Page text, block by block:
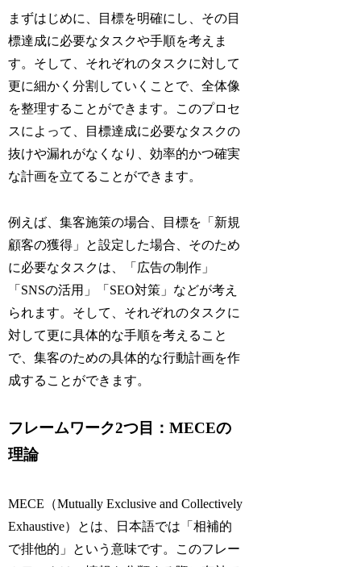
まずはじめに、目標を明確にし、その目
標達成に必要なタスクや手順を考えま
す。そして、それぞれのタスクに対して
更に細かく分割していくことで、全体像
を整理することができます。このプロセ
スによって、目標達成に必要なタスクの
抜けや漏れがなくなり、効率的かつ確実
な計画を立てることができます。
例えば、集客施策の場合、目標を「新規
顧客の獲得」と設定した場合、そのため
に必要なタスクは、「広告の制作」
「SNSの活用」「SEO対策」などが考え
られます。そして、それぞれのタスクに
対して更に具体的な手順を考えること
で、集客のための具体的な行動計画を作
成することができます。
フレームワーク2つ目：MECEの
理論
MECE（Mutually Exclusive and Collectively
Exhaustive）とは、日本語では「相補的
で排他的」という意味です。このフレー